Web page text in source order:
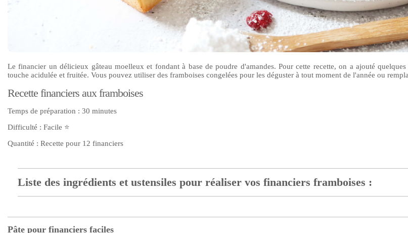
Le financier un délicieux gâteau moelleux et fondant à base de poudre d'amandes. Pour cette recette, on a ajouté
touche acidulée et fruitée. Vous pouvez utiliser des framboises congelées pour les déguster à tout moment de l'année ou
Recette financiers aux framboises
Temps de préparation : 30 minutes
Difficulté : Facile ⭐
Quantité : Recette pour 12 financiers
Liste des ingrédients et ustensiles pour réaliser vos financiers framboises :
Pâte pour financiers faciles